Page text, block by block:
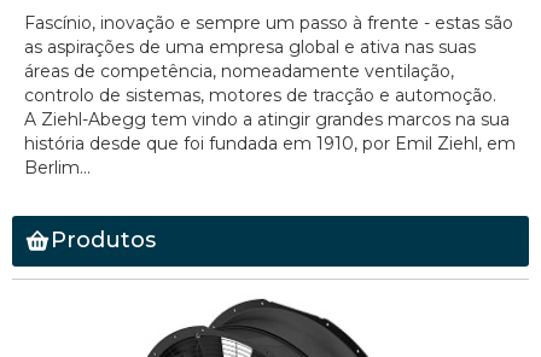
Fascínio, inovação e sempre um passo à frente - estas são
as aspirações de uma empresa global e ativa nas suas
áreas de competência, nomeadamente ventilação,
controlo de sistemas, motores de tracção e automoção.
A Ziehl-Abegg tem vindo a atingir grandes marcos na sua
história desde que foi fundada em 1910, por Emil Ziehl, em
Berlim...
Produtos